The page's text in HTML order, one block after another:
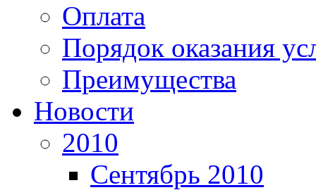
Оплата
Порядок оказания
Преимущества
Новости
2010
Сентябрь 2010